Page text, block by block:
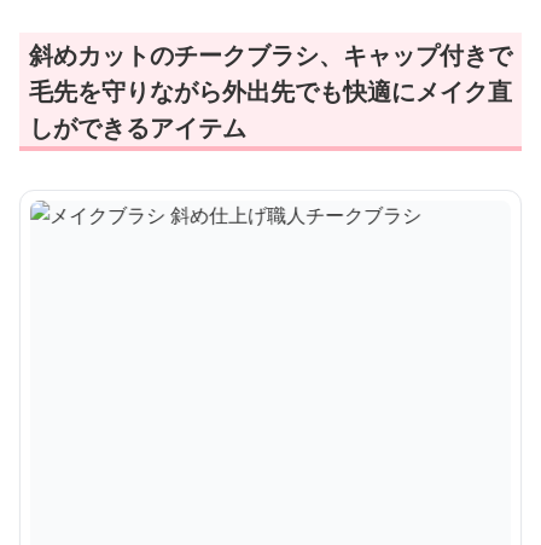
斜めカットのチークブラシ、キャップ付きで
毛先を守りながら外出先でも快適にメイク直
しができるアイテム